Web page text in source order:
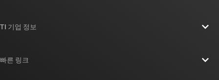
TI 기업 정보
빠른 링크